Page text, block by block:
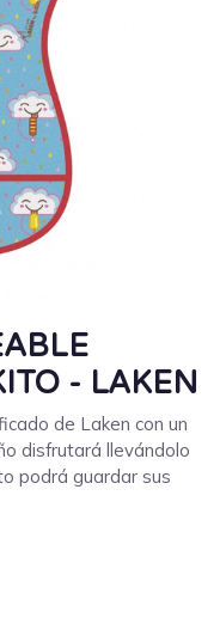
- LAKEN
de Laken con un
disfrutará llevándolo
podrá guardar sus